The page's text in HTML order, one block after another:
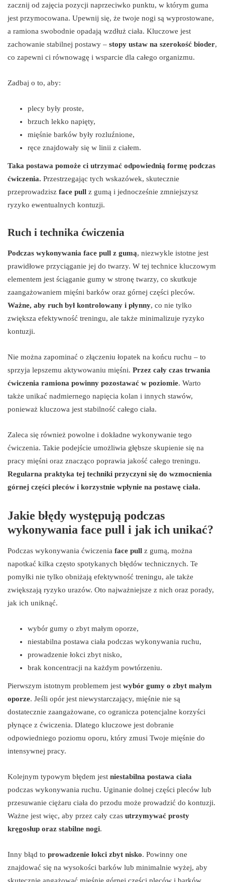
zacznij od zajęcia pozycji naprzeciwko punktu, w którym guma
jest przymocowana. Upewnij się, że twoje nogi są wyprostowane,
a ramiona swobodnie opadają wzdłuż ciała. Kluczowe jest
zachowanie stabilnej postawy – stopy ustaw na szerokość bioder,
co zapewni ci równowagę i wsparcie dla całego organizmu.
Zadbaj o to, aby:
plecy były proste,
brzuch lekko napięty,
mięśnie barków były rozluźnione,
ręce znajdowały się w linii z ciałem.
Taka postawa pomoże ci utrzymać odpowiednią formę podczas
ćwiczenia. Przestrzegając tych wskazówek, skutecznie
przeprowadzisz face pull z gumą i jednocześnie zmniejszysz
ryzyko ewentualnych kontuzji.
Ruch i technika ćwiczenia
Podczas wykonywania face pull z gumą, niezwykle istotne jest
prawidłowe przyciąganie jej do twarzy. W tej technice kluczowym
elementem jest ściąganie gumy w stronę twarzy, co skutkuje
zaangażowaniem mięśni barków oraz górnej części pleców.
Ważne, aby ruch był kontrolowany i płynny, co nie tylko
zwiększa efektywność treningu, ale także minimalizuje ryzyko
kontuzji.
Nie można zapominać o złączeniu łopatek na końcu ruchu – to
sprzyja lepszemu aktywowaniu mięśni. Przez cały czas trwania
ćwiczenia ramiona powinny pozostawać w poziomie. Warto
także unikać nadmiernego napięcia kolan i innych stawów,
ponieważ kluczowa jest stabilność całego ciała.
Zaleca się również powolne i dokładne wykonywanie tego
ćwiczenia. Takie podejście umożliwia głębsze skupienie się na
pracy mięśni oraz znacząco poprawia jakość całego treningu.
Regularna praktyka tej techniki przyczyni się do wzmocnienia
górnej części pleców i korzystnie wpłynie na postawę ciała.
Jakie błędy występują podczas
wykonywania face pull i jak ich unikać?
Podczas wykonywania ćwiczenia face pull z gumą, można
napotkać kilka często spotykanych błędów technicznych. Te
pomyłki nie tylko obniżają efektywność treningu, ale także
zwiększają ryzyko urazów. Oto najważniejsze z nich oraz porady,
jak ich uniknąć.
wybór gumy o zbyt małym oporze,
niestabilna postawa ciała podczas wykonywania ruchu,
prowadzenie łokci zbyt nisko,
brak koncentracji na każdym powtórzeniu.
Pierwszym istotnym problemem jest wybór gumy o zbyt małym
oporze. Jeśli opór jest niewystarczający, mięśnie nie są
dostatecznie zaangażowane, co ogranicza potencjalne korzyści
płynące z ćwiczenia. Dlatego kluczowe jest dobranie
odpowiedniego poziomu oporu, który zmusi Twoje mięśnie do
intensywnej pracy.
Kolejnym typowym błędem jest niestabilna postawa ciała
podczas wykonywania ruchu. Uginanie dolnej części pleców lub
przesuwanie ciężaru ciała do przodu może prowadzić do kontuzji.
Ważne jest więc, aby przez cały czas utrzymywać prosty
kręgosłup oraz stabilne nogi.
Inny błąd to prowadzenie łokci zbyt nisko. Powinny one
znajdować się na wysokości barków lub minimalnie wyżej, aby
skutecznie angażować mięśnie górnej części pleców i barków.